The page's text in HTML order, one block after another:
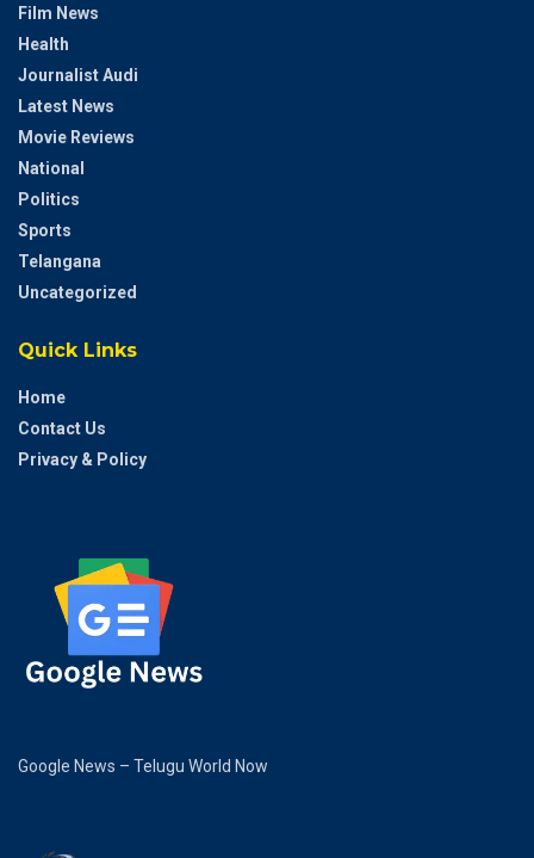
Film News
Health
Journalist Audi
Latest News
Movie Reviews
National
Politics
Sports
Telangana
Uncategorized
Quick Links
Home
Contact Us
Privacy & Policy
Google News – Telugu World Now